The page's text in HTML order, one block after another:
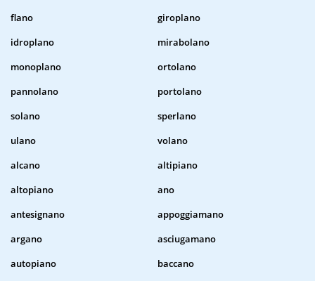
flano
giroplano
idroplano
mirabolano
monoplano
ortolano
pannolano
portolano
solano
sperlano
ulano
volano
alcano
altipiano
altopiano
ano
antesignano
appoggiamano
argano
asciugamano
autopiano
baccano